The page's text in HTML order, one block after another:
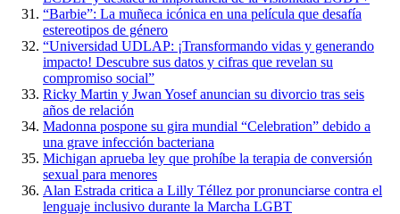
“Barbie”: La muñeca icónica en una película que desafía
estereotipos de género
“Universidad UDLAP: ¡Transformando vidas y generando
impacto! Descubre sus datos y cifras que revelan su
compromiso social”
Ricky Martin y Jwan Yosef anuncian su divorcio tras seis
años de relación
Madonna pospone su gira mundial “Celebration” debido a
una grave infección bacteriana
Michigan aprueba ley que prohíbe la terapia de conversión
sexual para menores
Alan Estrada critica a Lilly Téllez por pronunciarse contra el
lenguaje inclusivo durante la Marcha LGBT